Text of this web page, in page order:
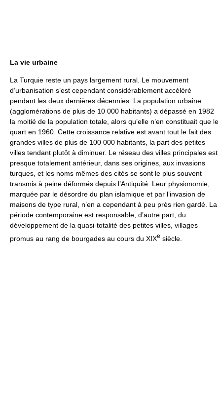
La vie urbaine
La Turquie reste un pays largement rural. Le mouvement
d’urbanisation s’est cependant considérablement accéléré
pendant les deux dernières décennies. La population urbaine
(agglomérations de plus de 10 000 habitants) a dépassé en 1982
la moitié de la population totale, alors qu’elle n’en constituait que le
quart en 1960. Cette croissance relative est avant tout le fait des
grandes villes de plus de 100 000 habitants, la part des petites
villes tendant plutôt à diminuer. Le réseau des villes principales est
presque totalement antérieur, dans ses origines, aux invasions
turques, et les noms mêmes des cités se sont le plus souvent
transmis à peine déformés depuis l’Antiquité. Leur physionomie,
marquée par le désordre du plan islamique et par l’invasion de
maisons de type rural, n’en a cependant à peu près rien gardé. La
période contemporaine est responsable, d’autre part, du
développement de la quasi-totalité des petites villes, villages
promus au rang de bourgades au cours du XIXe siècle.